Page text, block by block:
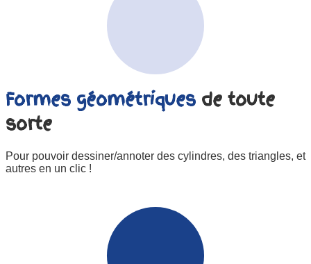
Formes géométriques de toute
sorte
Pour pouvoir dessiner/annoter des cylindres, des triangles, et
autres en un clic !